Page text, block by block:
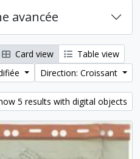
avancée
Card view
Table view
Direction: Croissant
5 results with digital objects